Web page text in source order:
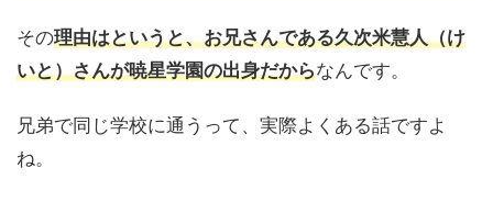
その理由はというと、お兄さんである久次米慧人（け
いと）さんが暁星学園の出身だからなんです。
兄弟で同じ学校に通うって、実際よくある話ですよ
ね。